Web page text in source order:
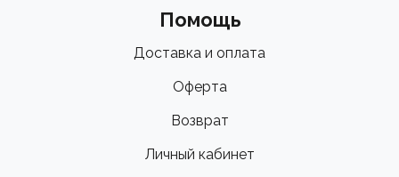
Помощь
Доставка и оплата
Оферта
Возврат
Личный кабинет